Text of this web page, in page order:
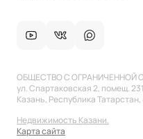
ОБЩЕСТВО С ОГРАНИЧЕННОЙ
ул. Спартаковская 2, помещ. 231
Казань, Республика
Недвижимость Казани.
Карта сайта